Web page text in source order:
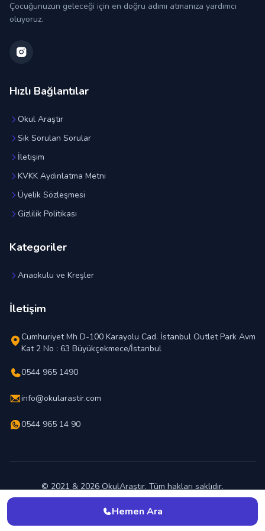
Hemen Ara
Çocuğunuzun geleceği için en doğru adımı atmanıza yardımcı
oluyoruz.
Hızlı Bağlantılar
Okul Araştır
Sık Sorulan Sorular
İletişim
KVKK Aydınlatma Metni
Üyelik Sözleşmesi
Gizlilik Politikası
Kategoriler
Anaokulu ve Kreşler
İletişim
Cumhuriyet Mh D-100 Karayolu Cad. İstanbul Outlet Park Avm
Kat 2 No : 63 Büyükçekmece/İstanbul
0544 965 1490
info@okularastir.com
0544 965 14 90
© 2021 & 2026 OkulAraştır. Tüm hakları saklıdır.
En İyi Okul Hangisi ?